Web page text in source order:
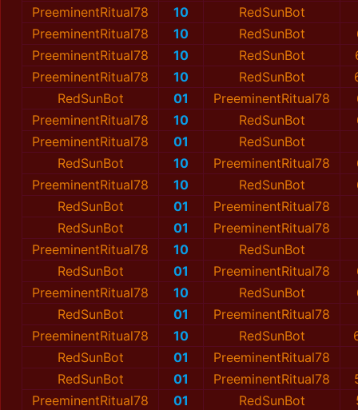
PreeminentRitual78
10
RedSunBot
PreeminentRitual78
10 RedSunBot
PreeminentRitual78
10 RedSunBot
PreeminentRitual78
10 RedSunBot
RedSunBot
01 PreeminentRitual78
PreeminentRitual78
10 RedSunBot
PreeminentRitual78
01
RedSunBot
RedSunBot
10 PreeminentRitual78
PreeminentRitual78
10 RedSunBot
RedSunBot
01
PreeminentRitual78
RedSunBot
01 PreeminentRitual78
PreeminentRitual78
10 RedSunBot
RedSunBot
01 PreeminentRitual78
PreeminentRitual78
10 RedSunBot
RedSunBot
01 PreeminentRitual78
PreeminentRitual78
10 RedSunBot
RedSunBot
01
PreeminentRitual78
RedSunBot
01 PreeminentRitual78
PreeminentRitual78
01 RedSunBot